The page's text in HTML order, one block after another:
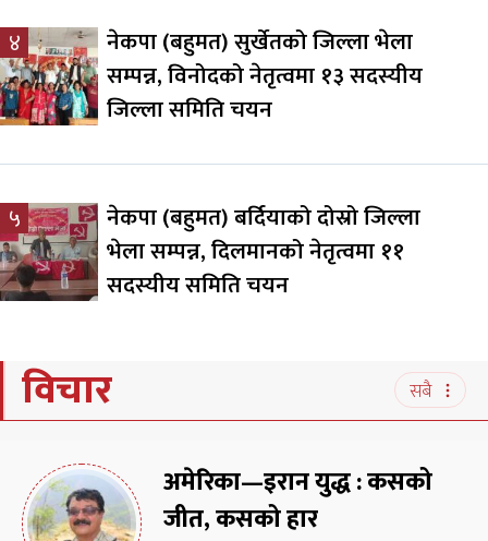
४
नेकपा (बहुमत) सुर्खेतको जिल्ला भेला
सम्पन्न, विनोदको नेतृत्वमा १३ सदस्यीय
जिल्ला समिति चयन
५
नेकपा (बहुमत) बर्दियाको दोस्रो जिल्ला
भेला सम्पन्न, दिलमानको नेतृत्वमा ११
सदस्यीय समिति चयन
विचार सबै
अमेरिका—इरान युद्ध : कसको
जीत, कसको हार